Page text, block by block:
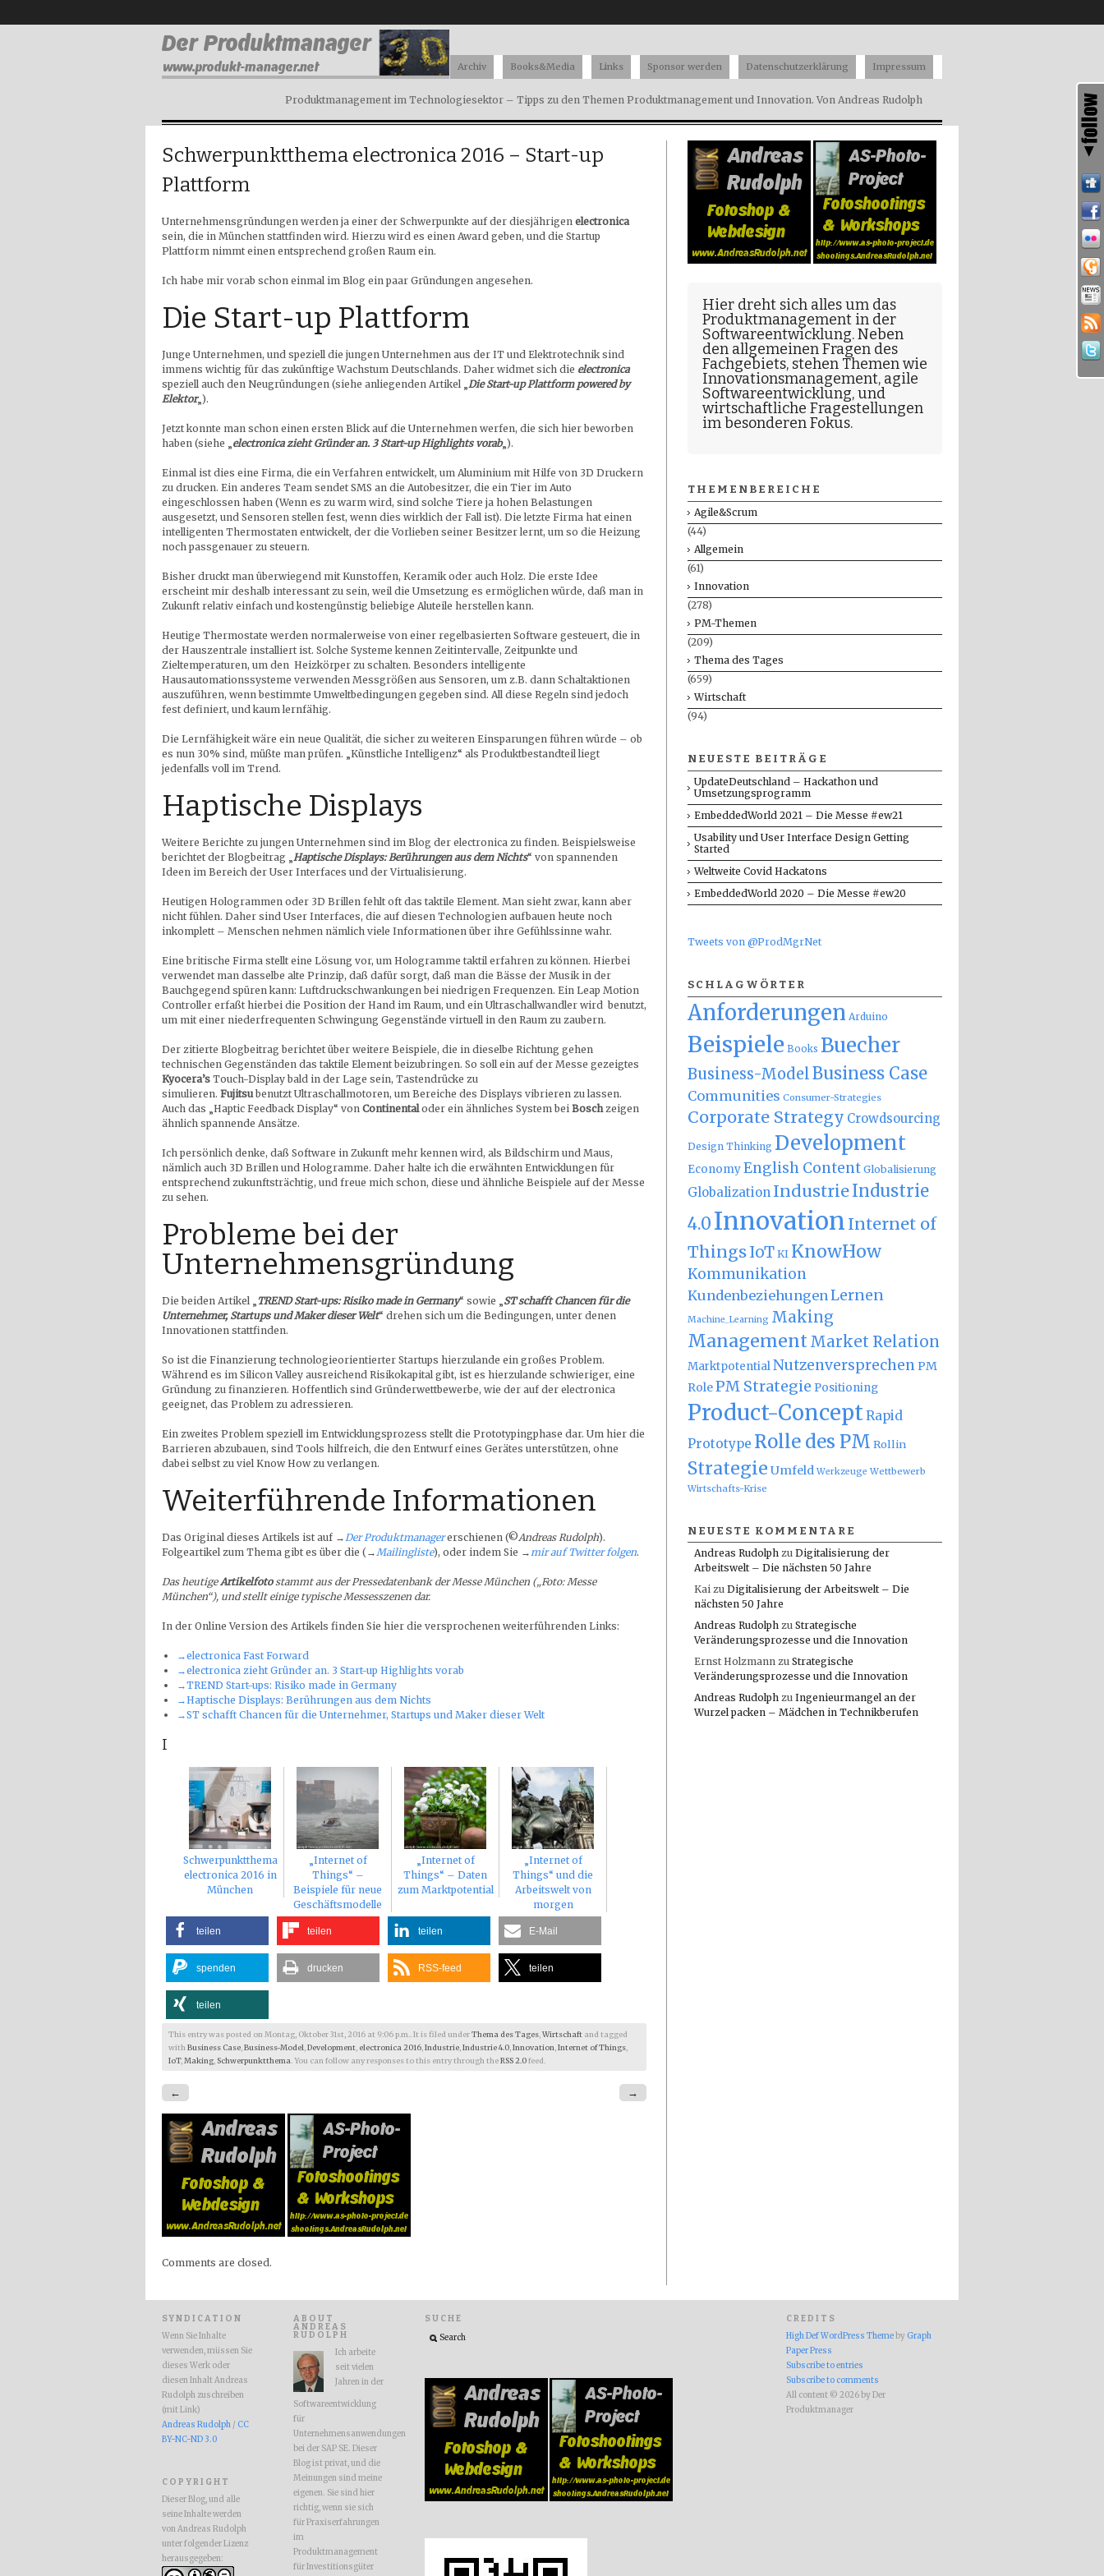
Produktmanagement im Technologiesektor – Tipps zu den Themen Produktmanagement und Innovation. Von Andreas Rudolph
Archiv Books&Media Links Sponsor werden Datenschutzerklärung Impressum
Schwerpunktthema electronica 2016 – Start-up
Plattform
Unternehmensgründungen werden ja einer der Schwerpunkte auf der diesjährigen electronica
sein, die in München stattfinden wird. Hierzu wird es einen Award geben, und die Startup
Plattform nimmt einen entsprechend großen Raum ein.
Ich habe mir vorab schon einmal im Blog ein paar Gründungen angesehen.
Die Start-up Plattform
Junge Unternehmen, und speziell die jungen Unternehmen aus der IT und Elektrotechnik sind
immens wichtig für das zukünftige Wachstum Deutschlands. Daher widmet sich die electronica
speziell auch den Neugründungen (siehe anliegenden Artikel „ Die Start-up Plattform powered by
Elektor„).
Jetzt konnte man schon einen ersten Blick auf die Unternehmen werfen, die sich hier beworben
haben (siehe „ electronica zieht Gründer an. 3 Start-up Highlights vorab„).
Einmal ist dies eine Firma, die ein Verfahren entwickelt, um Aluminium mit Hilfe von 3D Druckern
zu drucken. Ein anderes Team sendet SMS an die Autobesitzer, die ein Tier im Auto
eingeschlossen haben (Wenn es zu warm wird, sind solche Tiere ja hohen Belastungen
ausgesetzt, und Sensoren stellen fest, wenn dies wirklich der Fall ist). Die letzte Firma hat einen
intelligenten Thermostaten entwickelt, der die Vorlieben seiner Besitzer lernt, um so die Heizung
noch passgenauer zu steuern.
Bisher druckt man überwiegend mit Kunstoffen, Keramik oder auch Holz. Die erste Idee
erscheint mir deshalb interessant zu sein, weil die Umsetzung es ermöglichen würde, daß man in
Zukunft relativ einfach und kostengünstig beliebige Aluteile herstellen kann.
Heutige Thermostate werden normalerweise von einer regelbasierten Software gesteuert, die in
der Hauszentrale installiert ist. Solche Systeme kennen Zeitintervalle, Zeitpunkte und
Zieltemperaturen, um den Heizkörper zu schalten. Besonders intelligente
Hausautomationssysteme verwenden Messgrößen aus Sensoren, um z.B. dann Schaltaktionen
auszuführen, wenn bestimmte Umweltbedingungen gegeben sind. All diese Regeln sind jedoch
fest definiert, und kaum lernfähig.
Die Lernfähigkeit wäre ein neue Qualität, die sicher zu weiteren Einsparungen führen würde – ob
es nun 30% sind, müßte man prüfen. „Künstliche Intelligenz“ als Produktbestandteil liegt
jedenfalls voll im Trend.
Haptische Displays
Weitere Berichte zu jungen Unternehmen sind im Blog der electronica zu finden. Beispielsweise
berichtet der Blogbeitrag „ Haptische Displays: Berührungen aus dem Nichts“ von spannenden
Ideen im Bereich der User Interfaces und der Virtualisierung.
Heutigen Hologrammen oder 3D Brillen fehlt oft das taktile Element. Man sieht zwar, kann aber
nicht fühlen. Daher sind User Interfaces, die auf diesen Technologien aufbauen heute noch
inkomplett – Menschen nehmen nämlich viele Informationen über ihre Gefühlssinne wahr.
Eine britische Firma stellt eine Lösung vor, um Hologramme taktil erfahren zu können. Hierbei
verwendet man dasselbe alte Prinzip, daß dafür sorgt, daß man die Bässe der Musik in der
Bauchgegend spüren kann: Luftdruckschwankungen bei niedrigen Frequenzen. Ein Leap Motion
Controller erfaßt hierbei die Position der Hand im Raum, und ein Ultraschallwandler wird benutzt,
um mit einer niederfrequenten Schwingung Gegenstände virtuell in den Raum zu zaubern.
Der zitierte Blogbeitrag berichtet über weitere Beispiele, die in dieselbe Richtung gehen
technischen Gegenständen das taktile Element beizubringen. So soll ein auf der Messe gezeigtes
Kyocera’s Touch-Display bald in der Lage sein, Tastendrücke zu
simulieren. Fujitsubenutzt Ultraschallmotoren, um Bereiche des Displays vibrieren zu lassen.
Auch das „Haptic Feedback Display“ von Continental oder ein ähnliches System bei Bosch zeigen
ähnlich spannende Ansätze.
Ich persönlich denke, daß Software in Zukunft mehr kennen wird, als Bildschirm und Maus,
nämlich auch 3D Brillen und Hologramme. Daher halte ich die erwähnten Entwicklungen für
entsprechend zukunftsträchtig, und freue mich schon, diese und ähnliche Beispiele auf der Messe
zu sehen.
Probleme bei der
Unternehmensgründung
Die beiden Artikel „ TREND Start-ups: Risiko made in Germany“ sowie „ ST schafft Chancen für die
Unternehmer, Startups und Maker dieser Welt“ drehen sich um die Bedingungen, unter denen
Innovationen stattfinden.
So ist die Finanzierung technologieorientierter Startups hierzulande ein großes Problem.
Während es im Silicon Valley ausreichend Risikokapital gibt, ist es hierzulande schwieriger, eine
Gründung zu finanzieren. Hoffentlich sind Gründerwettbewerbe, wie der auf der electronica
geeignet, das Problem zu adressieren.
Ein zweites Problem speziell im Entwicklungsprozess stellt die Prototypingphase dar. Um hier die
Barrieren abzubauen, sind Tools hilfreich, die den Entwurf eines Gerätes unterstützen, ohne
dabei selbst zu viel Know How zu verlangen.
Weiterführende Informationen
Das Original dieses Artikels ist auf → Der Produktmanagererschienen (©Andreas Rudolph).
Folgeartikel zum Thema gibt es über die (→ Mailingliste), oder indem Sie → mir auf Twitter folgen.
Das heutige Artikelfotostammt aus der Pressedatenbank der Messe München („Foto: Messe
München“), und stellt einige typische Messesszenen dar.
In der Online Version des Artikels finden Sie hier die versprochenen weiterführenden Links:
→electronica Fast Forward
→electronica zieht Gründer an. 3 Start-up Highlights vorab
→TREND Start-ups: Risiko made in Germany
→Haptische Displays: Berührungen aus dem Nichts
→ST schafft Chancen für die Unternehmer, Startups und Maker dieser Welt
I
Schwerpunktthema
electronica 2016 in
München
„Internet of
Things“ –
Beispiele für neue
Geschäftsmodelle
„Internet of
Things“ – Daten
zum Marktpotential
„Internet of
Things“ und die
Arbeitswelt von
morgen
teilen teilen teilen E-Mail
spenden drucken RSS-feed teilen
teilen
This entry was posted on Montag, Oktober 31st, 2016 at 9:06 p.m.. It is filed underThema des Tages,Wirtschaft and tagged
with Business Case,Business-Model,Development, electronica 2016,Industrie,Industrie 4.0,Innovation,Internet of Things,
IoT,Making, Schwerpunktthema. You can follow any responses to this entry through theRSS 2.0feed.
← →
Comments are closed.
Hier dreht sich alles um das
Produktmanagement in der
Softwareentwicklung. Neben
den allgemeinen Fragen des
Fachgebiets, stehen Themen wie
Innovationsmanagement, agile
Softwareentwicklung, und
wirtschaftliche Fragestellungen
im besonderen Fokus.
THEMENBEREICHE
Agile&Scrum
(44)
Allgemein
(61)
Innovation
(278)
PM-Themen
(209)
Thema des Tages
(659)
Wirtschaft
(94)
NEUESTE BEITRÄGE
UpdateDeutschland – Hackathon und
Umsetzungsprogramm
EmbeddedWorld 2021 – Die Messe #ew21
Usability und User Interface Design Getting
Started
Weltweite Covid Hackatons
EmbeddedWorld 2020 – Die Messe #ew20
Tweets von @ProdMgrNet
SCHLAGWÖRTER
Anforderungen Arduino
Beispiele Books Buecher
Business-Model Business Case
Communities Consumer-Strategies
Corporate Strategy Crowdsourcing
Design Thinking Development
EconomyEnglish Content Globalisierung
Globalization IndustrieIndustrie
4.0Innovation Internet of
ThingsIoT KI KnowHow
Kommunikation
Kundenbeziehungen Lernen
Machine_Learning Making
Management Market Relation
MarktpotentialNutzenversprechen PM
RolePM Strategie Positioning
Product-ConceptRapid
Prototype Rolle des PM Rollin
Strategie Umfeld Werkzeuge Wettbewerb
Wirtschafts-Krise
NEUESTE KOMMENTARE
Andreas Rudolph zu Digitalisierung der
Arbeitswelt – Die nächsten 50 Jahre
Kai zu Digitalisierung der Arbeitswelt – Die
nächsten 50 Jahre
Andreas Rudolph zu Strategische
Veränderungsprozesse und die Innovation
Ernst Holzmann zu Strategische
Veränderungsprozesse und die Innovation
Andreas Rudolph zu Ingenieurmangel an der
Wurzel packen – Mädchen in Technikberufen
SYNDICATION
Wenn Sie Inhalte
verwenden, müssen Sie
dieses Werk oder
diesen Inhalt Andreas
Rudolph zuschreiben
(mit Link)
Andreas Rudolph / CC
BY-NC-ND 3.0
COPYRIGHT
Dieser Blog, und alle
seine Inhalte werden
von Andreas Rudolph
unter folgender Lizenz
herausgegeben:
ABOUT
ANDREAS
RUDOLPH
Ich arbeite
seit vielen
Jahren in der
Softwareentwicklung
für
Unternehmensanwendungen
bei der SAP SE. Dieser
Blog ist privat, und die
Meinungen sind meine
eigenen. Sie sind hier
richtig, wenn sie sich
für Praxiserfahrungen
im
Produktmanagement
für Investitionsgüter
SUCHE CREDITS
High Def WordPress Theme by Graph
Paper Press
Subscribe to entries
Subscribe to comments
All content © 2026 by Der
Produktmanager